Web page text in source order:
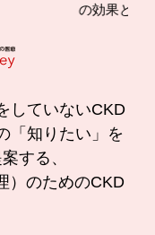
の効果と重要性
していないCKD
「知りたい」を
する、
）のためのCKD